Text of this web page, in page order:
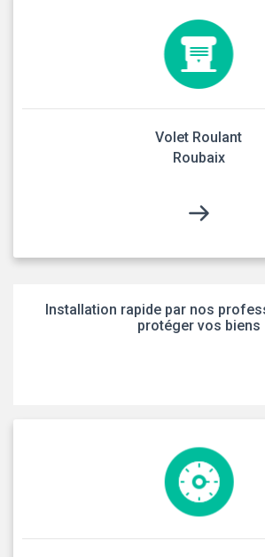
Volet Roulant
Roubaix
Installation rapide par nos
protéger vos biens